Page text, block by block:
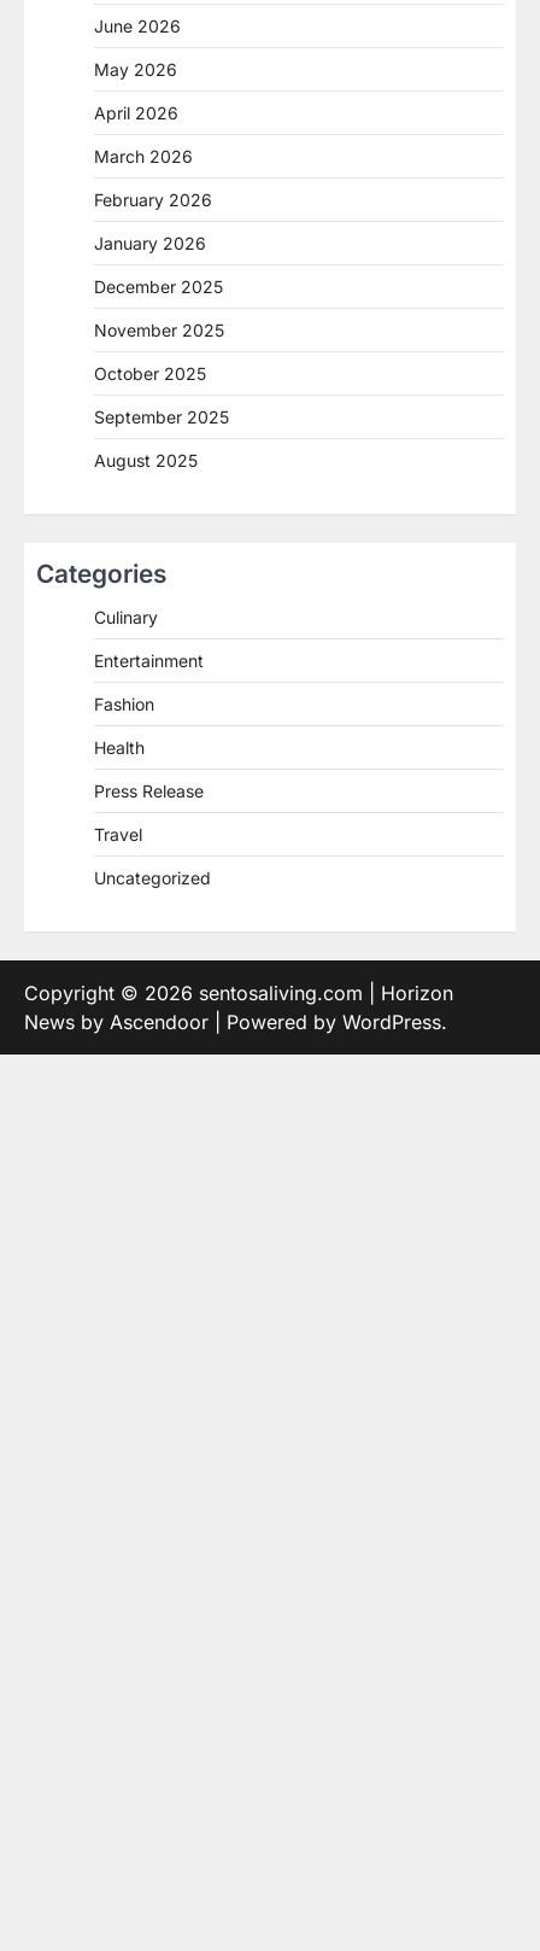
June 2026
May 2026
April 2026
March 2026
February 2026
January 2026
December 2025
November 2025
October 2025
September 2025
August 2025
Categories
Culinary
Entertainment
Fashion
Health
Press Release
Travel
Uncategorized
Copyright © 2026 sentosaliving.com | Horizon
News by Ascendoor | Powered by WordPress.